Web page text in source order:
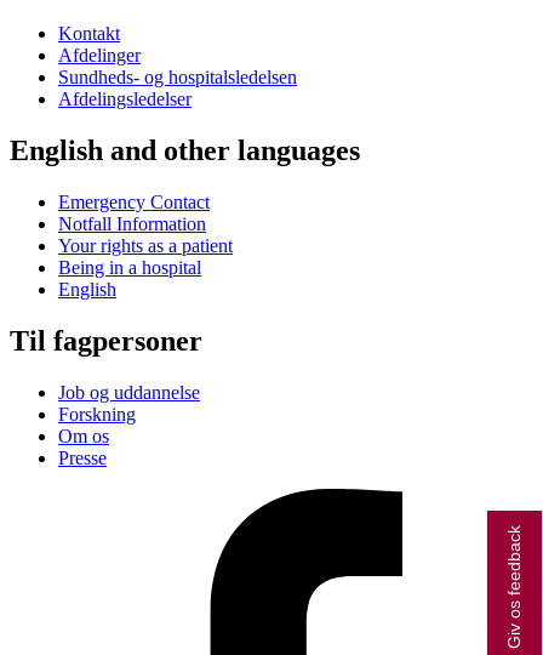
Kontakt
Afdelinger
Sundheds- og hospitalsledelsen
Afdelingsledelser
English and other languages
Emergency Contact
Notfall Information
Your rights as a patient
Being in a hospital
English
Til fagpersoner
Job og uddannelse
Forskning
Om os
Presse
Giv os feedback